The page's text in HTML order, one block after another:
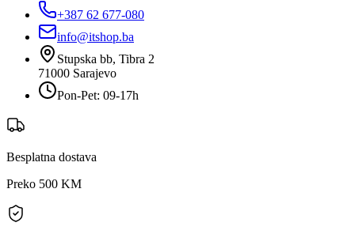
+387 62 677-080
info@itshop.ba
Stupska bb, Tibra 2
71000 Sarajevo
Pon-Pet: 09-17h
Besplatna dostava
Preko 500 KM